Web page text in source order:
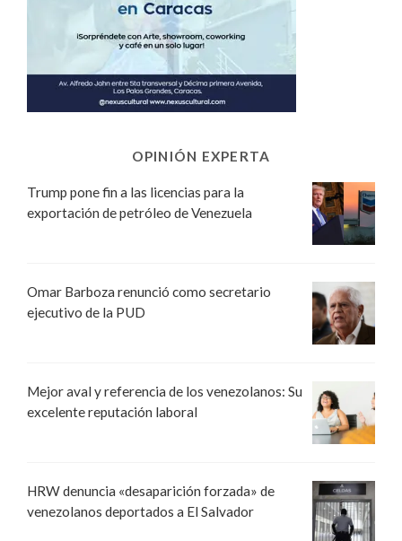
OPINIÓN EXPERTA
Trump pone fin a las licencias para la
exportación de petróleo de Venezuela
Omar Barboza renunció como secretario
ejecutivo de la PUD
Mejor aval y referencia de los venezolanos: Su
excelente reputación laboral
HRW denuncia «desaparición forzada» de
venezolanos deportados a El Salvador